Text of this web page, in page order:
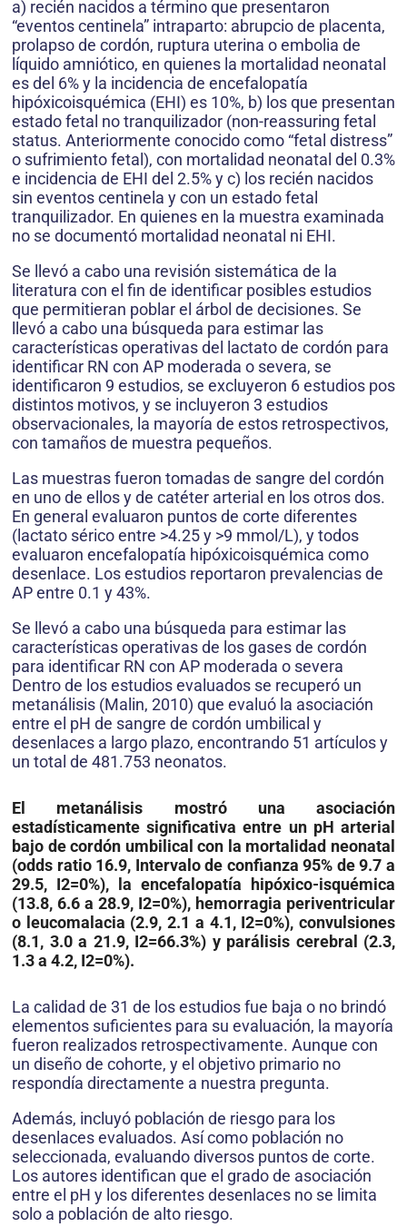
a) recién nacidos a término que presentaron
“eventos centinela” intraparto: abrupcio de placenta,
prolapso de cordón, ruptura uterina o embolia de
líquido amniótico, en quienes la mortalidad neonatal
es del 6% y la incidencia de encefalopatía
hipóxicoisquémica (EHI) es 10%, b) los que presentan
estado fetal no tranquilizador (non-reassuring fetal
status. Anteriormente conocido como “fetal distress”
o sufrimiento fetal), con mortalidad neonatal del 0.3%
e incidencia de EHI del 2.5% y c) los recién nacidos
sin eventos centinela y con un estado fetal
tranquilizador. En quienes en la muestra examinada
no se documentó mortalidad neonatal ni EHI.
Se llevó a cabo una revisión sistemática de la
literatura con el fin de identificar posibles estudios
que permitieran poblar el árbol de decisiones. Se
llevó a cabo una búsqueda para estimar las
características operativas del lactato de cordón para
identificar RN con AP moderada o severa, se
identificaron 9 estudios, se excluyeron 6 estudios pos
distintos motivos, y se incluyeron 3 estudios
observacionales, la mayoría de estos retrospectivos,
con tamaños de muestra pequeños.
Las muestras fueron tomadas de sangre del cordón
en uno de ellos y de catéter arterial en los otros dos.
En general evaluaron puntos de corte diferentes
(lactato sérico entre >4.25 y >9 mmol/L), y todos
evaluaron encefalopatía hipóxicoisquémica como
desenlace. Los estudios reportaron prevalencias de
AP entre 0.1 y 43%.
Se llevó a cabo una búsqueda para estimar las
características operativas de los gases de cordón
para identificar RN con AP moderada o severa
Dentro de los estudios evaluados se recuperó un
metanálisis (Malin, 2010) que evaluó la asociación
entre el pH de sangre de cordón umbilical y
desenlaces a largo plazo, encontrando 51 artículos y
un total de 481.753 neonatos.
El metanálisis mostró una asociación
estadísticamente significativa entre un pH arterial
bajo de cordón umbilical con la mortalidad neonatal
(odds ratio 16.9, Intervalo de confianza 95% de 9.7 a
29.5, I2=0%), la encefalopatía hipóxico-isquémica
(13.8, 6.6 a 28.9, I2=0%), hemorragia periventricular
o leucomalacia (2.9, 2.1 a 4.1, I2=0%), convulsiones
(8.1, 3.0 a 21.9, I2=66.3%) y parálisis cerebral (2.3,
1.3 a 4.2, I2=0%).
La calidad de 31 de los estudios fue baja o no brindó
elementos suficientes para su evaluación, la mayoría
fueron realizados retrospectivamente. Aunque con
un diseño de cohorte, y el objetivo primario no
respondía directamente a nuestra pregunta.
Además, incluyó población de riesgo para los
desenlaces evaluados. Así como población no
seleccionada, evaluando diversos puntos de corte.
Los autores identifican que el grado de asociación
entre el pH y los diferentes desenlaces no se limita
solo a población de alto riesgo.